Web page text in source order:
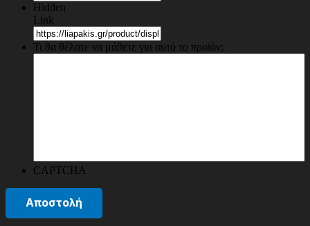
Hidden
Link
Τι θα θέλατε να μάθετε για αυτό το προϊόν;
CAPTCHA